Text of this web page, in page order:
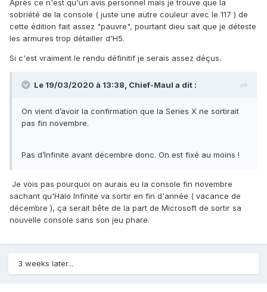
Après ce n'est qu'un avis personnel mais je trouve que la
sobriété de la console ( juste une autre couleur avec le 117 ) de
cette édition fait assez "pauvre", pourtant dieu sait que je déteste
les armures trop détailler d'H5.
Si c'est vraiment le rendu définitif je serais assez déçus.
Le 19/03/2020 à 13:38, Chief-Maul a dit :
On vient d’avoir la confirmation que la Series X ne sortirait
pas fin novembre.
Pas d’Infinite avant décembre donc. On est fixé au moins !
Je vois pas pourquoi on aurais eu la console fin novembre
sachant qu'Halo Infinite va sortir en fin d'année ( vacance de
décembre ), ça serait bête de la part de Microsoft de sortir sa
nouvelle console sans son jeu phare.
3 weeks later...